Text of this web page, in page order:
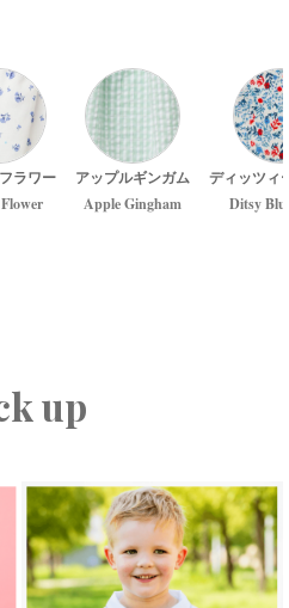
ラワー アップルギンガム
Apple Gingham
ディッツィ
Ditsy
up